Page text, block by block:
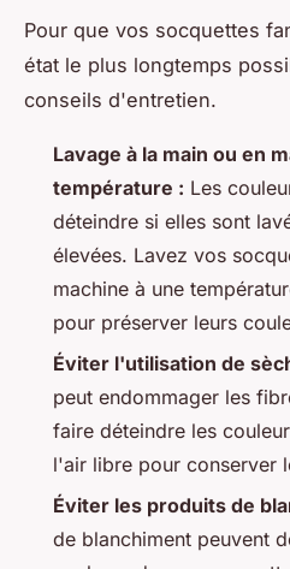
Pour que vos socquettes
état le plus longtemps
conseils d'entretien.
Lavage à la main ou en
température : Les
déteindre si elles sont
élevées. Lavez vos
machine à une
pour préserver leurs
Éviter l'utilisation de
peut endommager les
faire déteindre les
l'air libre pour conserver
Éviter les produits de
de blanchiment peuvent